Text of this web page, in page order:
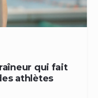
qui fait
athlètes